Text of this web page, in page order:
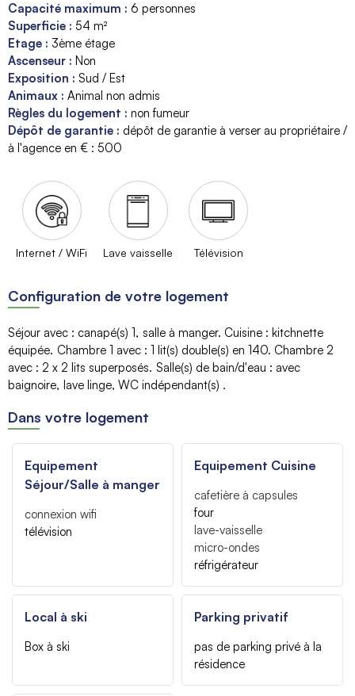
Capacité maximum : 6 personnes
Superficie : 54 m²
Etage : 3ème étage
Ascenseur : Non
Exposition : Sud / Est
Animaux : Animal non admis
Règles du logement : non fumeur
Dépôt de garantie : dépôt de garantie à verser au propriétaire /
à l'agence en € : 500
Internet / WiFi Lave vaisselle Télévision
Configuration de votre logement
Séjour avec : canapé(s) 1 salle à manger Cuisine : kitchnette
équipée Chambre 1 avec : 1 lit(s) double(s) en 140 Chambre 2
avec : 2 x 2 lits superposés Salle(s) de bain/d'eau : avec
baignoire
lave linge WC indépendant(s)
Dans votre logement
Equipement
Séjour/Salle à manger
connexion wifi
télévision
Equipement Cuisine
cafetière à capsules
four
lave-vaisselle
micro-ondes
réfrigérateur
Local à ski
Box à ski
Parking privatif
pas de parking privé à la
résidence